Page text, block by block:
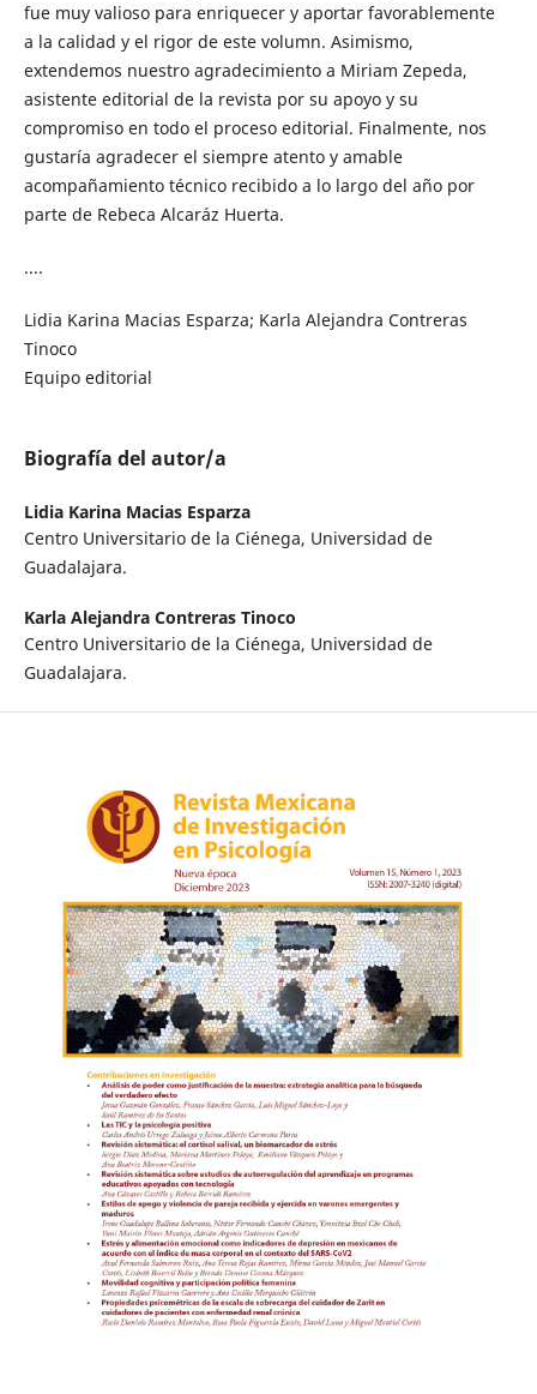
fue muy valioso para enriquecer y aportar favorablemente
a la calidad y el rigor de este volumn. Asimismo,
extendemos nuestro agradecimiento a Miriam Zepeda,
asistente editorial de la revista por su apoyo y su
compromiso en todo el proceso editorial. Finalmente, nos
gustaría agradecer el siempre atento y amable
acompañamiento técnico recibido a lo largo del año por
parte de Rebeca Alcaráz Huerta.
....
Lidia Karina Macias Esparza; Karla Alejandra Contreras
Tinoco
Equipo editorial
Biografía del autor/a
Lidia Karina Macias Esparza
Centro Universitario de la Ciénega, Universidad de
Guadalajara.
Karla Alejandra Contreras Tinoco
Centro Universitario de la Ciénega, Universidad de
Guadalajara.